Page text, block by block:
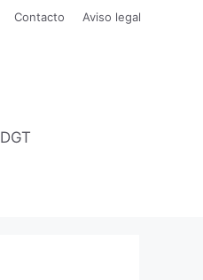
Contacto Aviso legal
DGT